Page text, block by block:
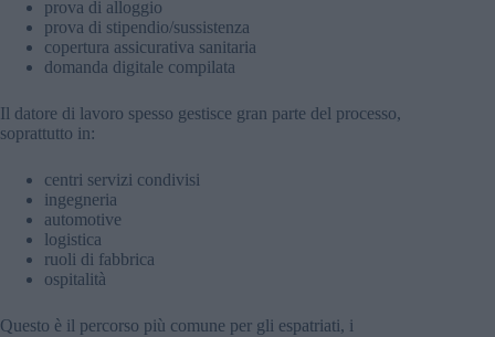
prova di alloggio
prova di stipendio/sussistenza
copertura assicurativa sanitaria
domanda digitale compilata
Il datore di lavoro spesso gestisce gran parte del processo,
soprattutto in:
centri servizi condivisi
ingegneria
automotive
logistica
ruoli di fabbrica
ospitalità
Questo è il percorso più comune per gli espatriati, i